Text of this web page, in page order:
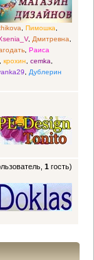
, Пимошка,
, Дмитревна,
, Раиса
крохин, cemka,
, Дублерин
1 гость)